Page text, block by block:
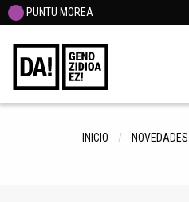
PUNTU MOREA
INICIO